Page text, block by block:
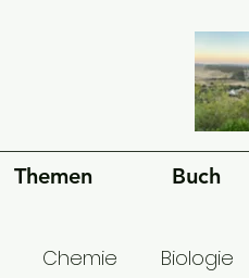
Themen Buch
Chemie Biologie